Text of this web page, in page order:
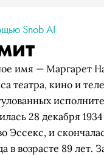
Snob AI
имя — Маргарет
театра, кино и
28 декабря 1934
Эссекс, и
в возрасте 89 лет.